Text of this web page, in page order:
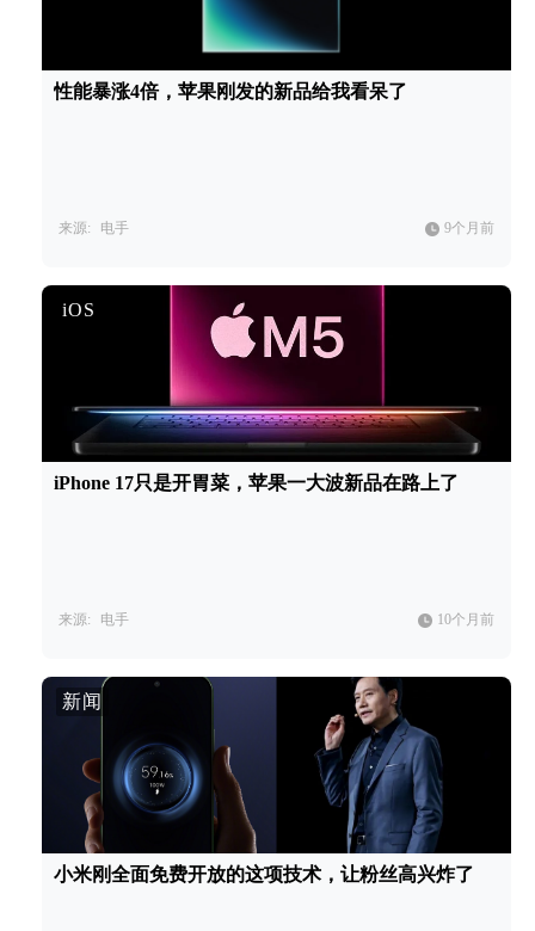
性能暴涨4倍，苹果刚发的新品给我看呆了
来源: 电手 9个月前
iOS
iPhone 17只是开胃菜，苹果一大波新品在路上了
来源: 电手 10个月前
新闻
小米刚全面免费开放的这项技术，让粉丝高兴炸了